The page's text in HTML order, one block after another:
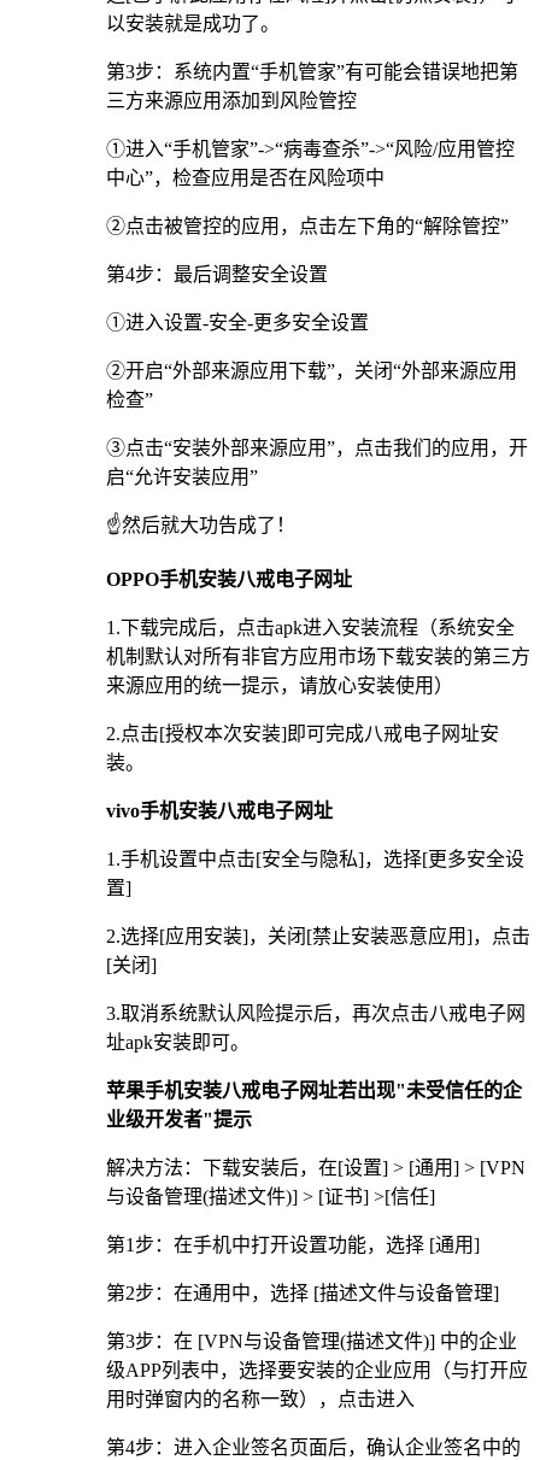
以安装就是成功了。
第3步：系统内置“手机管家”有可能会错误地把第
三方来源应用添加到风险管控
①进入“手机管家”->“病毒查杀”->“风险/应用管控
中心”，检查应用是否在风险项中
②点击被管控的应用，点击左下角的“解除管控”
第4步：最后调整安全设置
①进入设置-安全-更多安全设置
②开启“外部来源应用下载”，关闭“外部来源应用
检查”
③点击“安装外部来源应用”，点击我们的应用，开
启“允许安装应用”
☝️然后就大功告成了！
OPPO手机安装八戒电子网址
1.下载完成后，点击apk进入安装流程（系统安全
机制默认对所有非官方应用市场下载安装的第三方
来源应用的统一提示，请放心安装使用）
2.点击[授权本次安装]即可完成八戒电子网址安
装。
vivo手机安装八戒电子网址
1.手机设置中点击[安全与隐私]，选择[更多安全设
置]
2.选择[应用安装]，关闭[禁止安装恶意应用]，点击
[关闭]
3.取消系统默认风险提示后，再次点击八戒电子网
址apk安装即可。
苹果手机安装八戒电子网址若出现"未受信任的企
业级开发者"提示
解决方法：下载安装后，在[设置] > [通用] > [VPN
与设备管理(描述文件)] > [证书] >[信任]
第1步：在手机中打开设置功能，选择 [通用]
第2步：在通用中，选择 [描述文件与设备管理]
第3步：在 [VPN与设备管理(描述文件)] 中的企业
级APP列表中，选择要安装的企业应用（与打开应
用时弹窗内的名称一致），点击进入
第4步：进入企业签名页面后，确认企业签名中的